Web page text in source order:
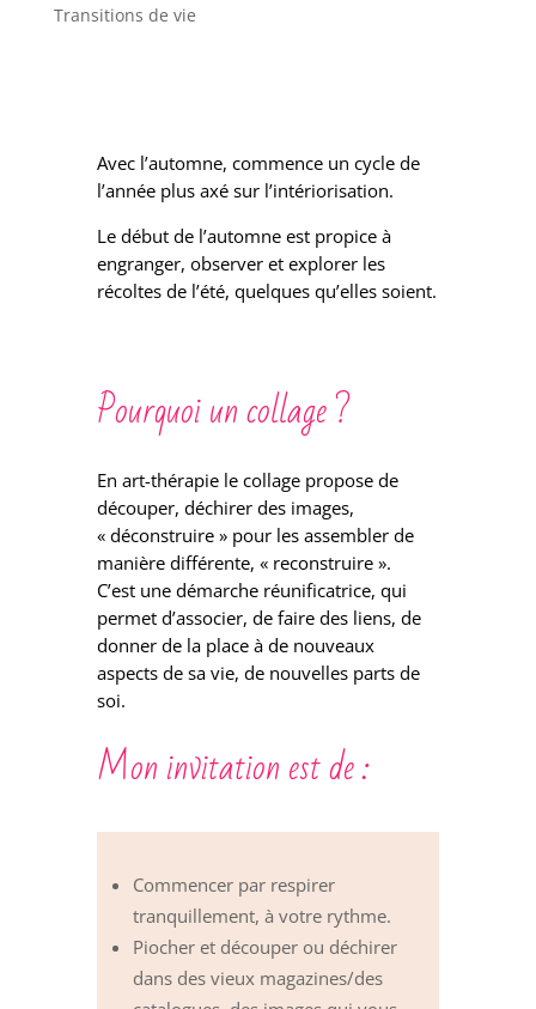
Transitions de vie
Avec l’automne, commence un cycle de
l’année plus axé sur l’intériorisation.
Le début de l’automne est propice à
engranger, observer et explorer les
récoltes de l’été, quelques qu’elles soient.
Pourquoi un collage ?
En art-thérapie le collage propose de
découper, déchirer des images,
« déconstruire » pour les assembler de
manière différente, « reconstruire ».
C’est une démarche réunificatrice, qui
permet d’associer, de faire des liens, de
donner de la place à de nouveaux
aspects de sa vie, de nouvelles parts de
soi.
Mon invitation est de :
Commencer par respirer
tranquillement, à votre rythme.
Piocher et découper ou déchirer
dans des vieux magazines/des